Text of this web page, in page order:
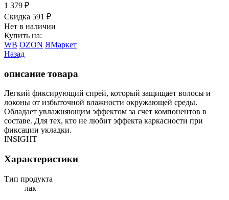
1 379 ₽
Скидка 591 ₽
Нет в наличии
Купить на:
WB OZON ЯМаркет
Назад
описание товара
Легкий фиксирующий спрей, который защищает волосы и
локоны от избыточной влажности окружающей среды.
Обладает увлажняющим эффектом за счет компонентов в
составе. Для тех, кто не любит эффекта каркасности при
фиксации укладки.
INSIGHT
Характеристики
Тип продукта
лак